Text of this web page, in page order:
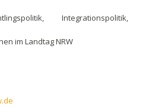
Integrationspolitik,
im Landtag NRW